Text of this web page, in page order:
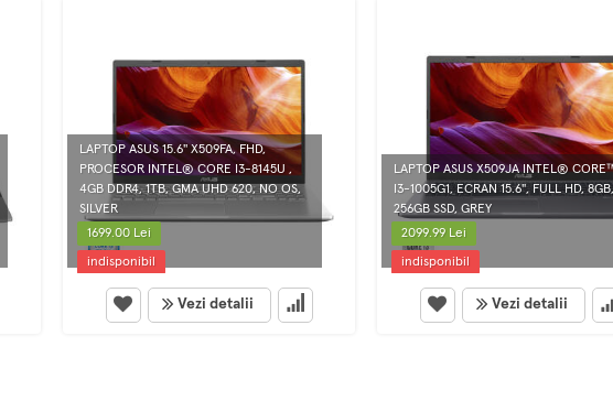
LAPTOP ASUS 15.6'' X509FA, FHD,
PROCESOR INTEL® CORE I3-8145U ,
4GB DDR4, 1TB, GMA UHD 620, NO OS,
SILVER
1699.00 Lei
indisponibil
Vezi detalii
LAPTOP ASUS X509JA INTEL®
I3-1005G1, ECRAN 15.6", FULL HD, 8GB,
256GB SSD, GREY
2099.99 Lei
indisponibil
Vezi detalii